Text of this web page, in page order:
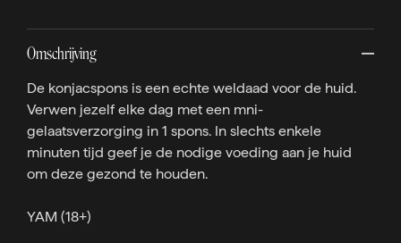
Omschrijving
De konjacspons is een echte weldaad voor de huid.
Verwen jezelf elke dag met een mni-
gelaatsverzorging in 1 spons. In slechts enkele
minuten tijd geef je de nodige voeding aan je huid
om deze gezond te houden.
YAM (18+)